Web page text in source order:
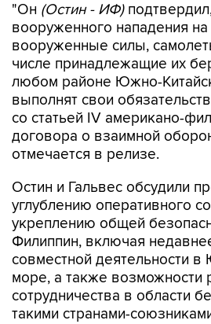
"Он (Остин - ИФ)
вооруженного нападения
вооруженные силы,
числе принадлежащие их
любом районе Южно-
выполнят свои
со статьей IV американо-
договора о взаимной
отмечается в релизе.
Остин и Гальвес обсудили
углублению оперативного
укреплению общей
Филиппин, включая
совместной деятельности
море, а также возможности
сотрудничества в области
такими странами-